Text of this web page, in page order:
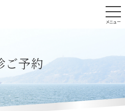
メニュー
ご予約